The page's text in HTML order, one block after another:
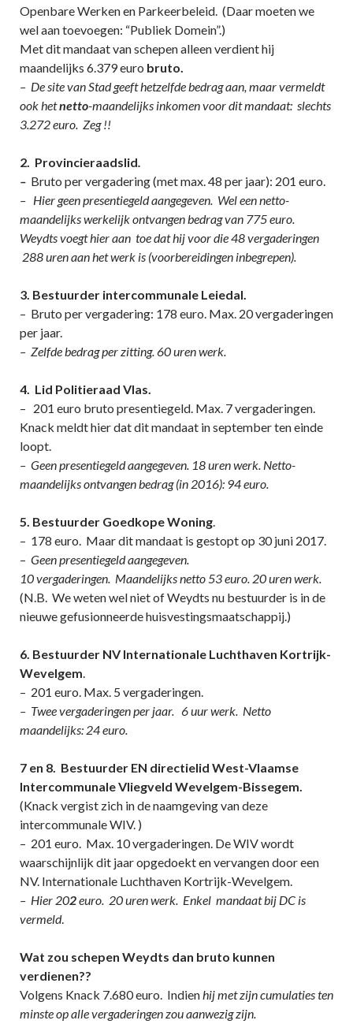
Openbare Werken en Parkeerbeleid. (Daar moeten we
wel aan toevoegen: “Publiek Domein”.)
Met dit mandaat van schepen alleen verdient hij
maandelijks 6.379 euro bruto.
– De site van Stad geeft hetzelfde bedrag aan, maar vermeldt
ook hetnetto-maandelijks inkomen voor dit mandaat: slechts
3.272 euro. Zeg !!
2. Provincieraadslid.
– Bruto per vergadering (met max. 48 per jaar): 201 euro.
– Hier geen presentiegeld aangegeven. Wel een netto-
maandelijks werkelijk ontvangen bedrag van 775 euro.
Weydts voegt hier aan toe dat hij voor die 48 vergaderingen
288 uren aan het werk is (voorbereidingen inbegrepen).
3. Bestuurder intercommunale Leiedal.
– Bruto per vergadering: 178 euro. Max. 20 vergaderingen
per jaar.
– Zelfde bedrag per zitting. 60 uren werk.
4. Lid Politieraad Vlas.
– 201 euro bruto presentiegeld. Max. 7 vergaderingen.
Knack meldt hier dat dit mandaat in september ten einde
loopt.
– Geen presentiegeld aangegeven. 18 uren werk. Netto-
maandelijks ontvangen bedrag (in 2016): 94 euro.
5. Bestuurder Goedkope Woning.
– 178 euro. Maar dit mandaat is gestopt op 30 juni 2017.
– Geen presentiegeld aangegeven.
10 vergaderingen. Maandelijks netto 53 euro. 20 uren werk.
(N.B. We weten wel niet of Weydts nu bestuurder is in de
nieuwe gefusionneerde huisvestingsmaatschappij.)
6. Bestuurder NV Internationale Luchthaven Kortrijk-
Wevelgem.
– 201 euro. Max. 5 vergaderingen.
– Twee vergaderingen per jaar. 6 uur werk. Netto
maandelijks: 24 euro.
7 en 8. Bestuurder EN directielid West-Vlaamse
Intercommunale Vliegveld Wevelgem-Bissegem.
(Knack vergist zich in de naamgeving van deze
intercommunale WIV. )
– 201 euro. Max. 10 vergaderingen. De WIV wordt
waarschijnlijk dit jaar opgedoekt en vervangen door een
NV. Internationale Luchthaven Kortrijk-Wevelgem.
– Hier 202euro. 20 uren werk. Enkel mandaat bij DC is
vermeld.
Wat zou schepen Weydts dan bruto kunnen
verdienen??
Volgens Knack 7.680 euro. Indienhij met zijn cumulaties ten
minste op alle vergaderingen zou aanwezig zijn.